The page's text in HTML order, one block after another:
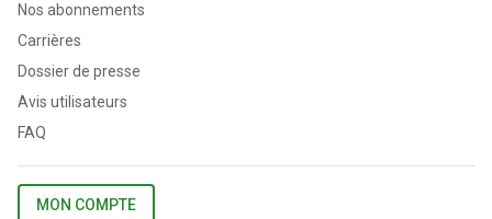
Nos abonnements
Carrières
Dossier de presse
Avis utilisateurs
FAQ
MON COMPTE